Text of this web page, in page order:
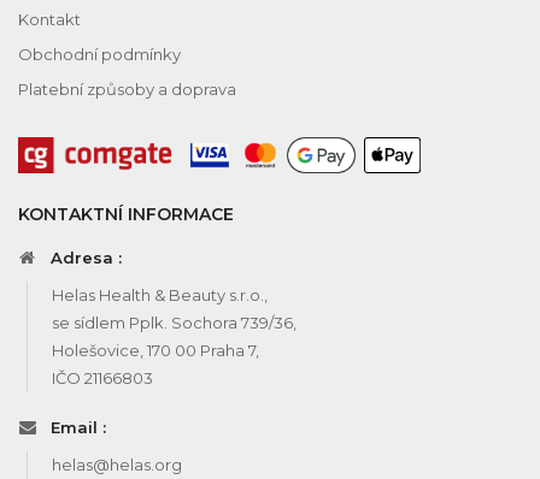
Kontakt
Obchodní podmínky
Platební způsoby a doprava
KONTAKTNÍ INFORMACE
Adresa :
Helas Health & Beauty s.r.o.,
se sídlem Pplk. Sochora 739/36,
Holešovice, 170 00 Praha 7,
IČO 21166803
Email :
helas@helas.org